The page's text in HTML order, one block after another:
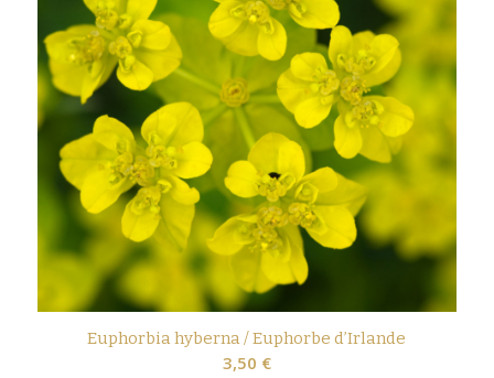
Euphorbia hyberna / Euphorbe d’Irlande
3,50 €